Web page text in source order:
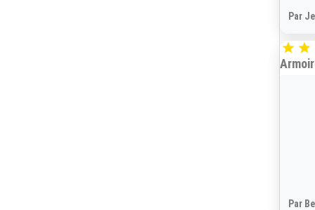
Par
 
Par